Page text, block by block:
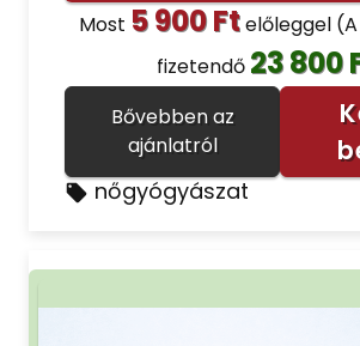
Most 5 900 Ftelőleggel
fizetendő 23 800
Bővebben az
ajánlatról
nőgyógyászat